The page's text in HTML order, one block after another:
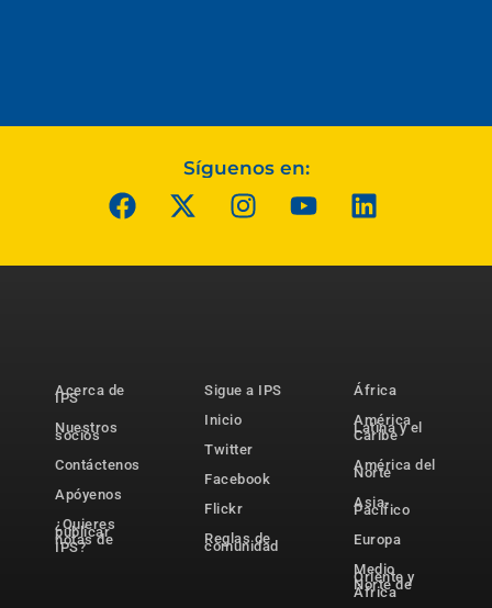
Síguenos en:
Acerca de
IPS
Nuestros
socios
Contáctenos
Apóyenos
¿Quieres
publicar
notas de
IPS?
Sigue a IPS
Inicio
Twitter
Facebook
Flickr
Reglas de
comunidad
África
América
Latina y el
Caribe
América del
Norte
Asia-
Pacífico
Europa
Medio
Oriente y
Norte de
África